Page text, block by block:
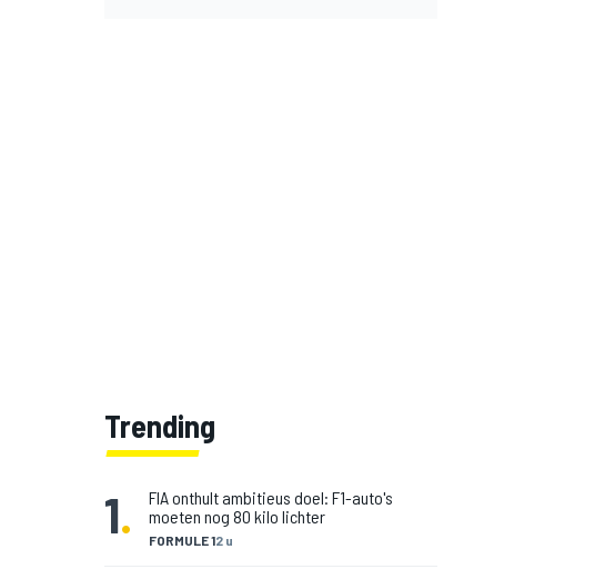
Trending
1. FORMULE 12 u
FIA onthult ambitieus doel: F1-auto's
moeten nog 80 kilo lichter